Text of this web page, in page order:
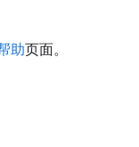
助页面。